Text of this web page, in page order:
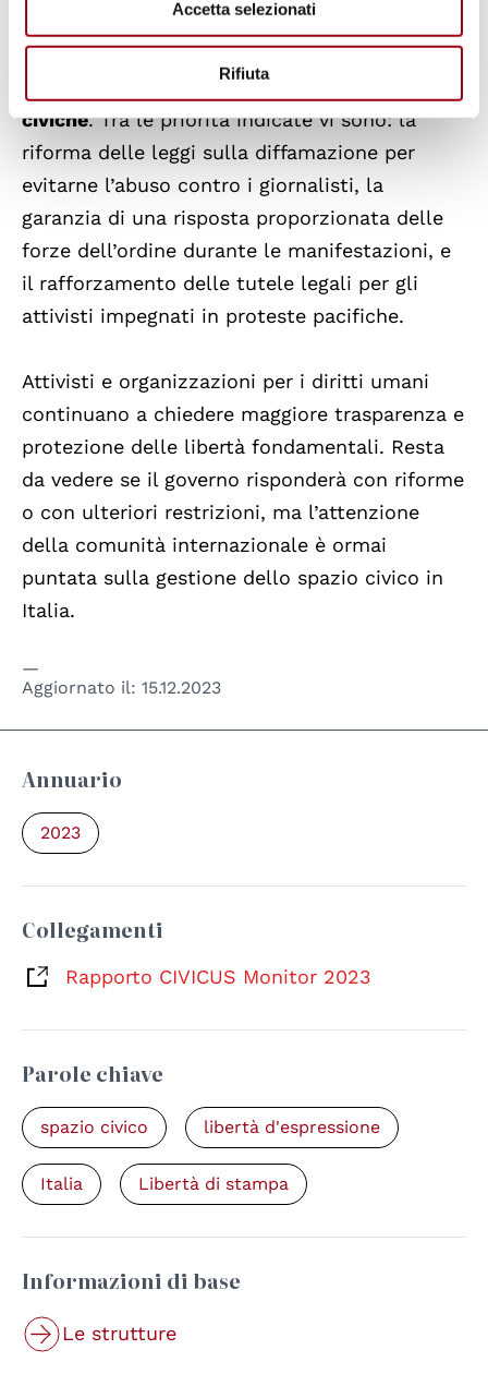
Accetta selezionati
Rifiuta
Il rapporto raccomanda che l’Italia adotti
misure concrete per proteggere le libertà
civiche. Tra le priorità indicate vi sono: la
riforma delle leggi sulla diffamazione per
evitarne l’abuso contro i giornalisti, la
garanzia di una risposta proporzionata delle
forze dell’ordine durante le manifestazioni, e
il rafforzamento delle tutele legali per gli
attivisti impegnati in proteste pacifiche.
Attivisti e organizzazioni per i diritti umani
continuano a chiedere maggiore trasparenza e
protezione delle libertà fondamentali. Resta
da vedere se il governo risponderà con riforme
o con ulteriori restrizioni, ma l’attenzione
della comunità internazionale è ormai
puntata sulla gestione dello spazio civico in
Italia.
Aggiornato il: 15.12.2023
Annuario
2023
Collegamenti
Rapporto CIVICUS Monitor 2023
Parole chiave
spazio civico libertà d'espressione
Italia Libertà di stampa
Informazioni di base
Le strutture